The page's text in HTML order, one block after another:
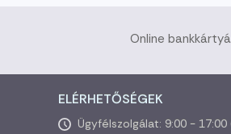
Online
ELÉRHETŐSÉGEK
Ügyfélszolgálat: 9:00 - 17:00